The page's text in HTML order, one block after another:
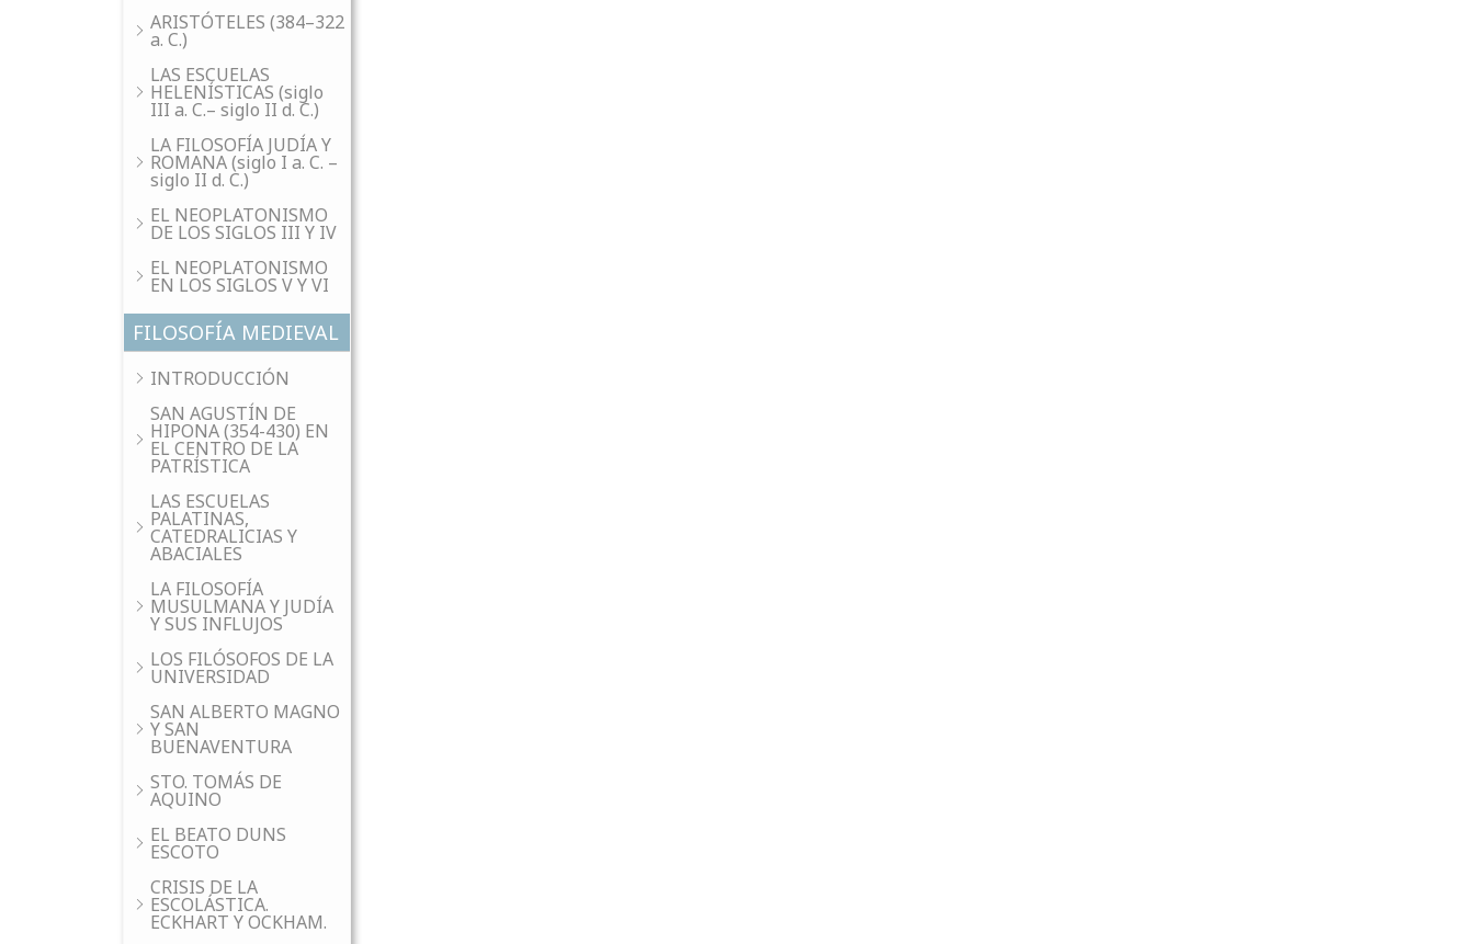
ARISTÓTELES (384–322
a. C.)
LAS ESCUELAS
HELENÍSTICAS (siglo
III a. C.– siglo II d. C.)
LA FILOSOFÍA JUDÍA Y
ROMANA (siglo I a. C. –
siglo II d. C.)
EL NEOPLATONISMO
DE LOS SIGLOS III Y IV
EL NEOPLATONISMO
EN LOS SIGLOS V Y VI
FILOSOFÍA MEDIEVAL
INTRODUCCIÓN
SAN AGUSTÍN DE
HIPONA (354-430) EN
EL CENTRO DE LA
PATRÍSTICA
LAS ESCUELAS
PALATINAS,
CATEDRALICIAS Y
ABACIALES
LA FILOSOFÍA
MUSULMANA Y JUDÍA
Y SUS INFLUJOS
LOS FILÓSOFOS DE LA
UNIVERSIDAD
SAN ALBERTO MAGNO
Y SAN
BUENAVENTURA
STO. TOMÁS DE
AQUINO
EL BEATO DUNS
ESCOTO
CRISIS DE LA
ESCOLÁSTICA.
ECKHART Y OCKHAM.